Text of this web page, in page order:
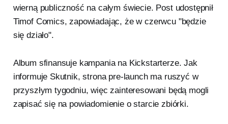
wierną publiczność na całym świecie. Post udostępnił
Timof Comics, zapowiadając, że w czerwcu "będzie
się działo".
Album sfinansuje kampania na Kickstarterze. Jak
informuje Skutnik, strona pre-launch ma ruszyć w
przyszłym tygodniu, więc zainteresowani będą mogli
zapisać się na powiadomienie o starcie zbiórki.